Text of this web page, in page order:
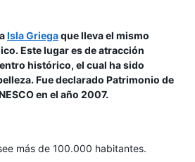
Isla Griegaque lleva el mismo
Este lugar es de atracción
histórico, el cual ha sido
Fue declarado Patrimonio de
en el año 2007.
más de 100.000 habitantes.